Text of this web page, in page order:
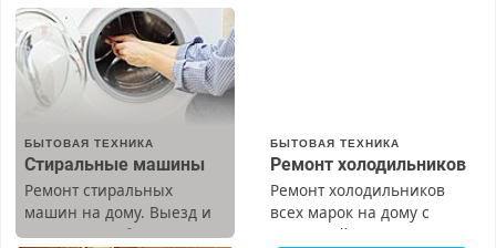
БЫТОВАЯ ТЕХНИКА
Стиральные машины
Ремонт стиральных
машин на дому. Выезд и
диагностика бесплатно.
БЫТОВАЯ ТЕХНИКА
Ремонт холодильников
Ремонт холодильников
всех марок на дому с
гарантией. Замена